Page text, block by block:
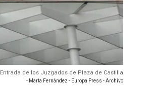
Entrada de los Juzgados de Plaza de Castilla
- Marta Fernández - Europa Press - Archivo